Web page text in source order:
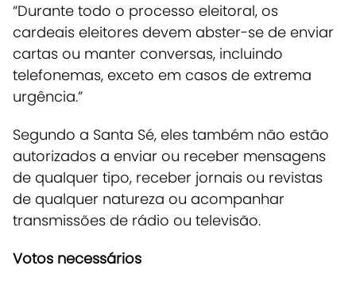
“Durante todo o processo eleitoral, os
cardeais eleitores devem abster-se de enviar
cartas ou manter conversas, incluindo
telefonemas, exceto em casos de extrema
urgência.”
Segundo a Santa Sé, eles também não estão
autorizados a enviar ou receber mensagens
de qualquer tipo, receber jornais ou revistas
de qualquer natureza ou acompanhar
transmissões de rádio ou televisão.
Votos necessários